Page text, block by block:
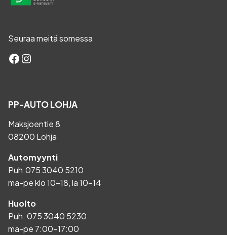
Seuraa meitä somessa
Facebook
Instagram
PP-AUTO LOHJA
Maksjoentie 8
08200 Lohja
Automyynti
Puh.075 3040 5210
ma-pe klo 10-18, la 10-14
Huolto
Puh. 075 3040 5230
ma-pe 7:00-17:00